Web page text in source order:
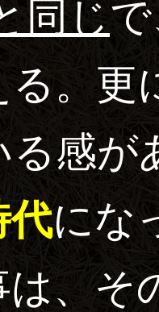
同じ
る。更
る感が
代にな
は、そ